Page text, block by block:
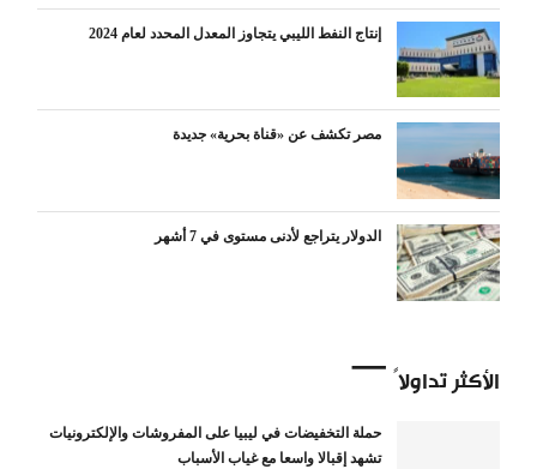
إنتاج النفط الليبي يتجاوز المعدل المحدد لعام 2024
مصر تكشف عن «قناة بحرية» جديدة
الدولار يتراجع لأدنى مستوى في 7 أشهر
الأكثر تداولاً
حملة التخفيضات في ليبيا على المفروشات والإلكترونيات
تشهد إقبالا واسعا مع غياب الأسباب